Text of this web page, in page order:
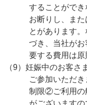
することがで
お断りし、ま
とがあります
づき、当社が
要する費用は原
（9）妊娠中のお客さ
ご参加いただ
制限②ご利用の
がございます